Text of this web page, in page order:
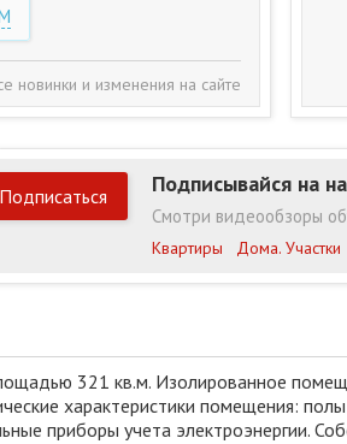
новинки и изменения на сайте
Подписаться Подписывайся на
Смотри видеообзоры
Квартиры Дома. Участки
321 кв.м. Изолированное
характеристики помещения:
приборы учета электроэнергии.